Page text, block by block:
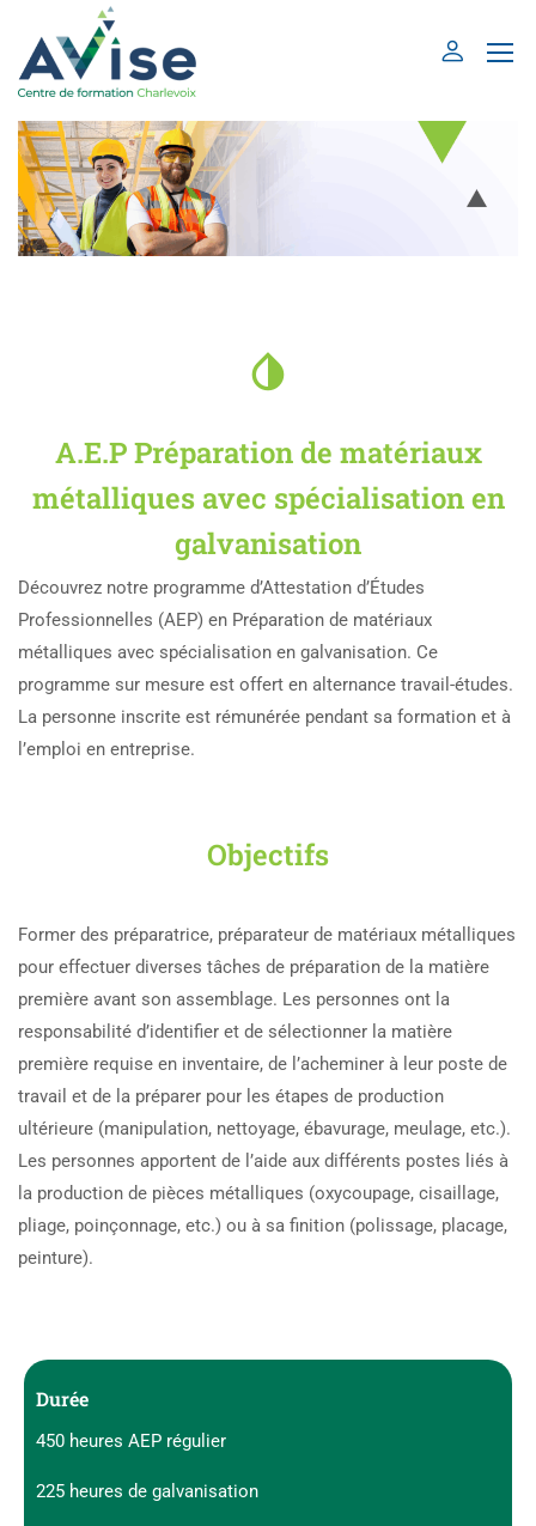
A.E.P Préparation de matériaux
métalliques avec spécialisation en
galvanisation
Découvrez notre programme d’Attestation d’Études
Professionnelles (AEP) en Préparation de matériaux
métalliques avec spécialisation en galvanisation. Ce
programme sur mesure est offert en alternance travail-études.
La personne inscrite est rémunérée pendant sa formation et à
l’emploi en entreprise.
Objectifs
Former des préparatrice, préparateur de matériaux métalliques
pour effectuer diverses tâches de préparation de la matière
première avant son assemblage. Les personnes ont la
responsabilité d’identifier et de sélectionner la matière
première requise en inventaire, de l’acheminer à leur poste de
travail et de la préparer pour les étapes de production
ultérieure (manipulation, nettoyage, ébavurage, meulage, etc.).
Les personnes apportent de l’aide aux différents postes liés à
la production de pièces métalliques (oxycoupage, cisaillage,
pliage, poinçonnage, etc.) ou à sa finition (polissage, placage,
peinture).
Durée
450 heures AEP régulier
225 heures de galvanisation